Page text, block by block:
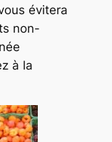
évitera
non-
à la